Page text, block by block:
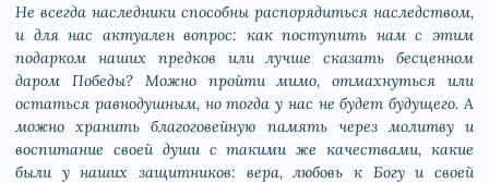
Не всегда наследники способны распорядиться наследством,
и для нас актуален вопрос: как поступить нам с этим
подарком наших предков или лучше сказать бесценном
даром Победы? Можно пройти мимо, отмахнуться или
остаться равнодушным, но тогда у нас не будет будущего. А
можно хранить благоговейную память через молитву и
воспитание своей души с такими же качествами, какие
были у наших защитников: вера, любовь к Богу и своей